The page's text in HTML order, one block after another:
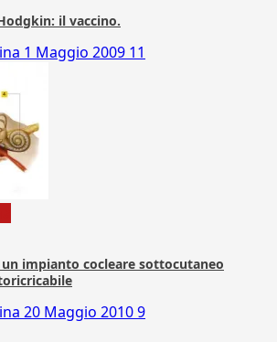
il vaccino.
1 Maggio 2009 11
un impianto cocleare sottocutaneo
20 Maggio 20109